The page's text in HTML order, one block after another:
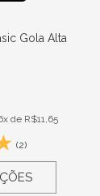
Gola Alta
de R$11,65
(2)